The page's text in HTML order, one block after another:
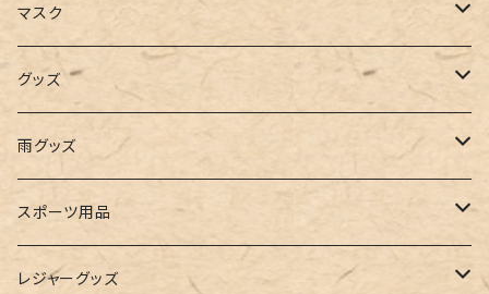
キャミソール
インナー
ビスチェ
ガウチョ
レギンス
その他
フラットシューズ
レインシューズ
レースアップ
ルームシューズ
インソール
カゴバッグ
エコバッグ
リュック
ハンドバッグ
ボストンバッグ
ビキニ
ワンショルダー
オフショルダー
バンドゥ
タンキニ
女の子
男の子
ユニセックス
マスク
アクセサリー
マスクケース
グッズ
帽子
ストール・マフラー
手袋
雨グッズ
レインコート
スポーツ用品
トレーニング・スポーツウェア
レジャーグッズ